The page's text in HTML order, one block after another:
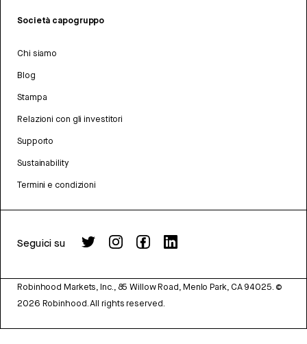
Società capogruppo
Chi siamo
Blog
Stampa
Relazioni con gli investitori
Supporto
Sustainability
Termini e condizioni
Seguici su
Robinhood Markets, Inc., 85 Willow Road, Menlo Park, CA 94025. ©
2026 Robinhood. All rights reserved.